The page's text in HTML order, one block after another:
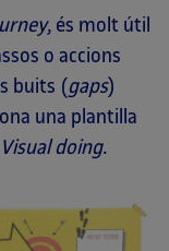
, és molt útil
o accions
buits (gaps)
una plantilla
Visual doing.